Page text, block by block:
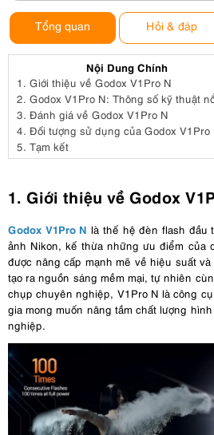
Tổng quan Hỏi & đáp
Nội Dung Chính
1. Giới thiệu về Godox V1Pro N
2. Godox V1Pro N: Thông số kỹ thuật
3. Đánh giá về Godox V1Pro N
4. Đối tượng sử dụng của Godox V1Pro
5. Tạm kết
1. Giới thiệu về Godox
Godox V1Pro N là thế hệ đèn flash đầu
ảnh Nikon, kế thừa những ưu điểm của
được nâng cấp mạnh mẽ về hiệu suất
tạo ra nguồn sáng mềm mại, tự nhiên
chụp chuyên nghiệp, V1Pro N là công
gia mong muốn nâng tầm chất lượng
nghiệp.